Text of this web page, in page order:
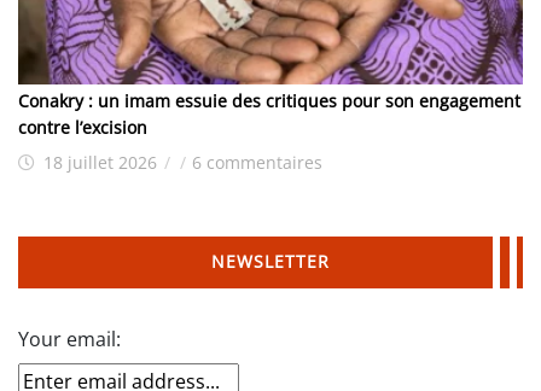
Conakry : un imam essuie des critiques pour son engagement
contre l’excision
18 juillet 2026 / / 6 commentaires
NEWSLETTER
Your email: